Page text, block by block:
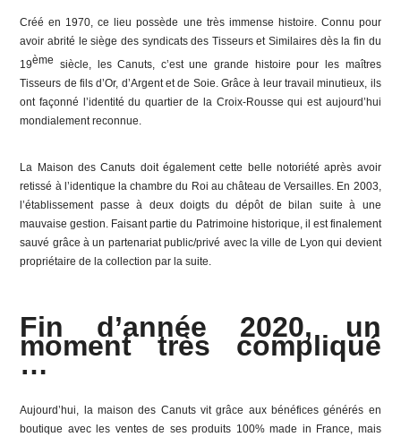
Créé en 1970, ce lieu possède une très immense histoire. Connu pour
avoir abrité le siège des syndicats des Tisseurs et Similaires dès la fin du
19ème siècle, les Canuts, c’est une grande histoire pour les maîtres
Tisseurs de fils d’Or, d’Argent et de Soie. Grâce à leur travail minutieux, ils
ont façonné l’identité du quartier de la Croix-Rousse qui est aujourd’hui
mondialement reconnue.
La Maison des Canuts doit également cette belle notoriété après avoir
retissé à l’identique la chambre du Roi au château de Versailles. En 2003,
l’établissement passe à deux doigts du dépôt de bilan suite à une
mauvaise gestion. Faisant partie du Patrimoine historique, il est finalement
sauvé grâce à un partenariat public/privé avec la ville de Lyon qui devient
propriétaire de la collection par la suite.
Fin d’année 2020, un
moment très compliqué
…
Aujourd’hui, la maison des Canuts vit grâce aux bénéfices générés en
boutique avec les ventes de ses produits 100% made in France, mais